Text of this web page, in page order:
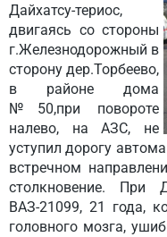
Дайхатсу-териос,
двигаясь со стороны
г.Железнодорожный в
сторону дер.Торбеево,
в районе дома
№50,при повороте
налево, на АЗС, не
уступил дорогу
встречном
столкновение. При
ВАЗ-21099, 21 года,
головного мозга,